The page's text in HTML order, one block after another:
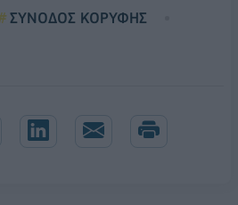
ΣΥΝΟΔΟΣ ΚΟΡΥΦΗΣ